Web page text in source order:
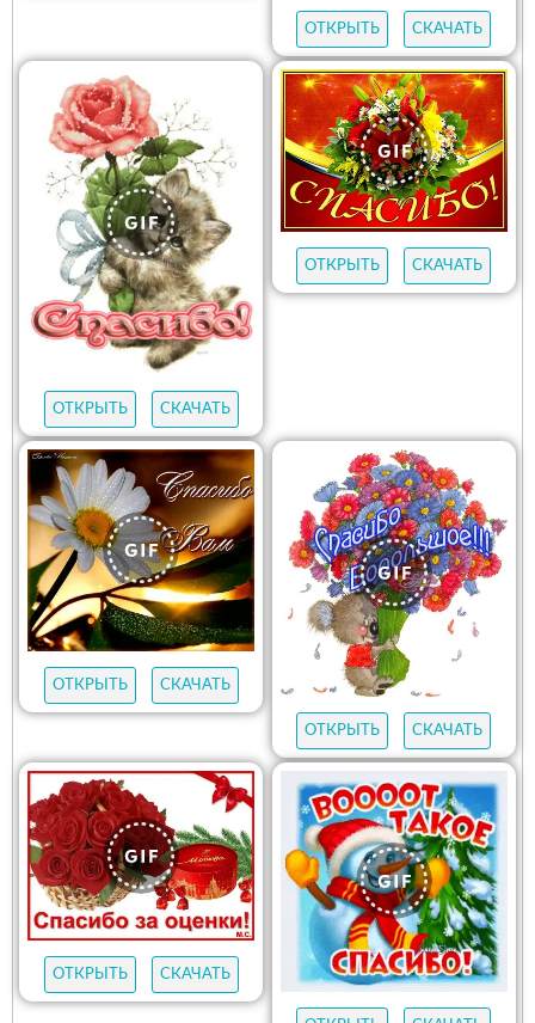
ОТКРЫТЬ СКАЧАТЬ
ОТКРЫТЬ СКАЧАТЬ
ОТКРЫТЬ СКАЧАТЬ
ОТКРЫТЬ СКАЧАТЬ
ОТКРЫТЬ СКАЧАТЬ
ОТКРЫТЬ СКАЧАТЬ